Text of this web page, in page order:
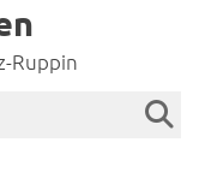
Ruppin